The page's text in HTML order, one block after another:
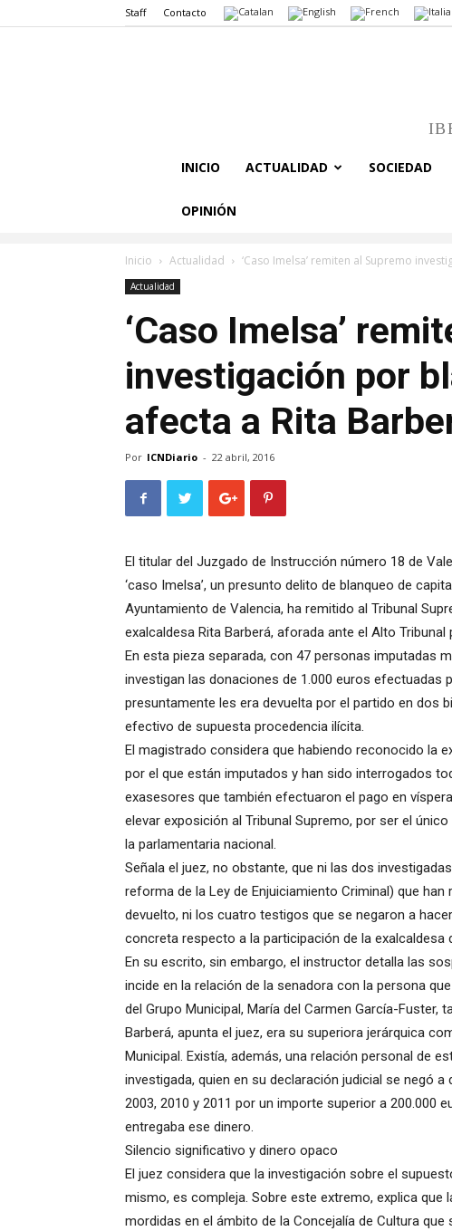
Staff Contacto
INICIO ACTUALIDAD SOCIEDAD
OPINIÓN
Inicio Actualidad ‘Caso Imelsa’ remiten al Supremo
Actualidad
‘Caso Imelsa’
investigación por
afecta a Rita
Por ICNDiario - 22 abril, 2016
El titular del Juzgado de Instrucción número 18 de
‘caso Imelsa’, un presunto delito de blanqueo de
Ayuntamiento de Valencia, ha remitido al Tribunal
exalcaldesa Rita Barberá, aforada ante el Alto
En esta pieza separada, con 47 personas imputadas
investigan las donaciones de 1.000 euros efectuadas
presuntamente les era devuelta por el partido en dos
efectivo de supuesta procedencia ilícita.
El magistrado considera que habiendo reconocido la
por el que están imputados y han sido interrogados
exasesores que también efectuaron el pago en
elevar exposición al Tribunal Supremo, por ser el
la parlamentaria nacional.
Señala el juez, no obstante, que ni las dos
reforma de la Ley de Enjuiciamiento Criminal) que
devuelto, ni los cuatro testigos que se negaron a
concreta respecto a la participación de la
En su escrito, sin embargo, el instructor detalla las
incide en la relación de la senadora con la persona
del Grupo Municipal, María del Carmen García-Fuster,
Barberá, apunta el juez, era su superiora jerárquica
Municipal. Existía, además, una relación personal de
investigada, quien en su declaración judicial se negó
2003, 2010 y 2011 por un importe superior a 200.000
entregaba ese dinero.
Silencio significativo y dinero opaco
El juez considera que la investigación sobre el
mismo, es compleja. Sobre este extremo, explica que
mordidas en el ámbito de la Concejalía de Cultura que